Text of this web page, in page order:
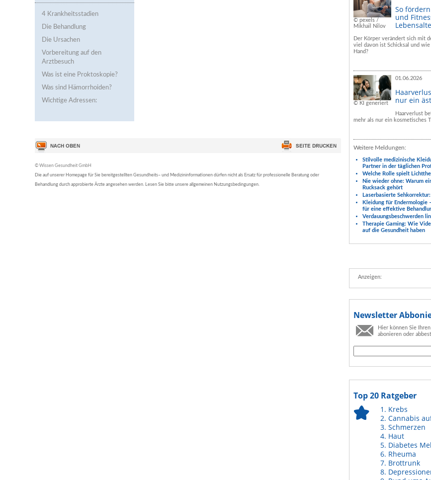
4 Krankheitsstadien
Die Behandlung
Die Ursachen
Vorbereitung auf den
Arztbesuch
Was ist eine Proktoskopie?
Was sind Hämorrhoiden?
Wichtige Adressen:
© Wissen Gesundheit GmbH
Die auf unserer Homepage für Sie bereitgestellten Gesundheits– und Medizininformationen dürfen nicht als Ersatz für professionelle Beratung oder
Behandlung durch approbierte Ärzte angesehen werden. Lesen Sie bitte unsere allgemeinen Nutzungsbedingungen.
© pexels /
Mikhail Nilov
So
und
Der Körper verändert sich mit
viel davon ist Schicksal und
Hand?
© KI generiert
01.06.2026
nur ein
Haarverlust
mehr als nur ein kosmetisches
Weitere Meldungen:
Stilvolle medizinische
Partner in der täglichen
Welche Rolle spielt
Nie wieder ohne: Warum
Rucksack gehört
Laserbasierte
Kleidung für Endermologie
für eine effektive
Verdauungsbeschwerden
Therapie Gaming: Wie
auf die Gesundheit haben
Anzeigen:
Newsletter
Hier können Sie
abonieren oder
Top 20 Ratgeber
Krebs
Cannabis
Schmerzen
Haut
Diabetes
Rheuma
Brottrunk